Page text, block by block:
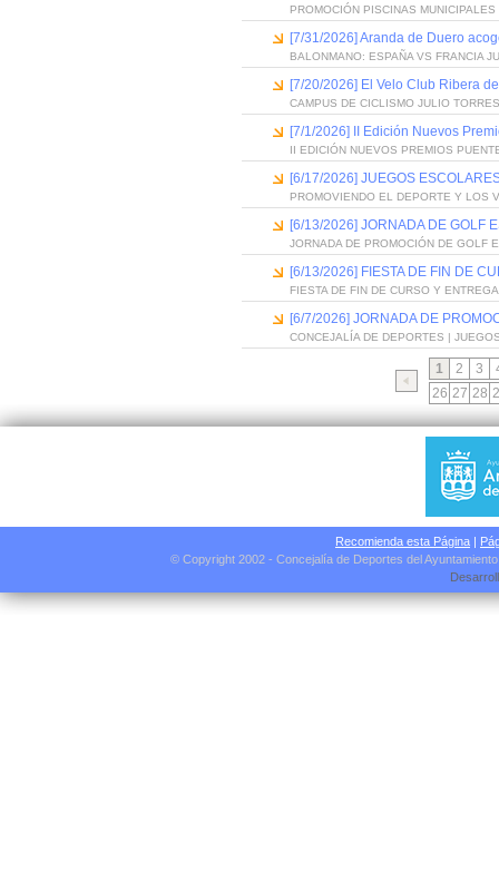
PROMOCIÓN PISCINAS
[7/31/2026] Aranda de Duero
BALONMANO: ESPAÑA VS FRANCIA
[7/20/2026] El Velo Club Ribera
CAMPUS DE CICLISMO JULIO
[7/1/2026] II Edición Nuevos
II EDICIÓN NUEVOS PREMIOS
[6/17/2026] JUEGOS
PROMOVIENDO EL DEPORTE Y LOS
[6/13/2026] JORNADA DE GOLF
JORNADA DE PROMOCIÓN DE GOLF
[6/13/2026] FIESTA DE FIN DE
FIESTA DE FIN DE CURSO Y
[6/7/2026] JORNADA DE
CONCEJALÍA DE DEPORTES |
1 2 3
26 27 28
Recomienda esta Página |
© Copyright 2002 - Concejalía de Deportes del